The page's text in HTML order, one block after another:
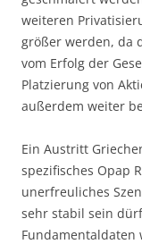
weiteren
größer werden, da
vom Erfolg der
Platzierung von
außerdem weiter
Ein Austritt
spezifisches Opap
unerfreuliches
sehr stabil sein
Fundamentaldaten